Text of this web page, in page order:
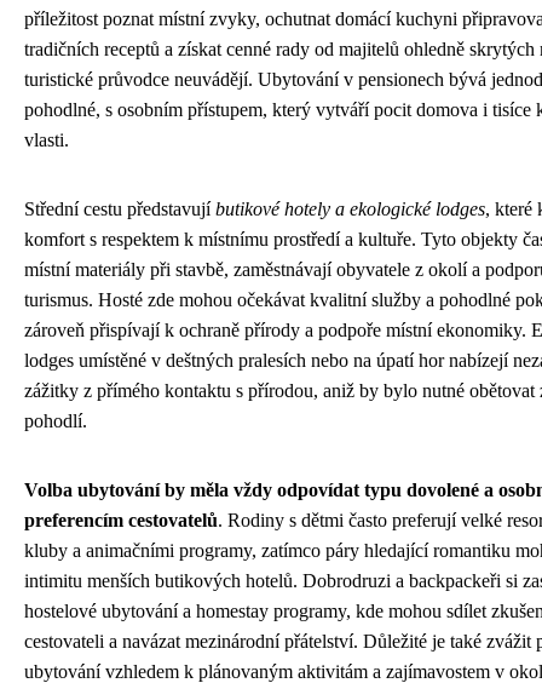
příležitost poznat místní zvyky, ochutnat domácí kuchyni
tradičních receptů a získat cenné rady od majitelů ohledně skrytých
turistické průvodce neuvádějí. Ubytování v pensionech bývá
pohodlné, s osobním přístupem, který vytváří pocit domova i tisíce
vlasti.
Střední cestu představujíbutikové hotely a ekologické lodges, které
komfort s respektem k místnímu prostředí a kultuře. Tyto objekty
místní materiály při stavbě, zaměstnávají obyvatele z okolí a
turismus. Hosté zde mohou očekávat kvalitní služby a pohodlné
zároveň přispívají k ochraně přírody a podpoře místní ekonomiky.
lodges umístěné v deštných pralesích nebo na úpatí hor nabízejí
zážitky z přímého kontaktu s přírodou, aniž by bylo nutné obětovat
pohodlí.
Volba ubytování by měla vždy odpovídat typu dovolené a
preferencím cestovatelů. Rodiny s dětmi často preferují velké
kluby a animačními programy, zatímco páry hledající romantiku
intimitu menších butikových hotelů. Dobrodruzi a backpackeři si
hostelové ubytování a homestay programy, kde mohou sdílet
cestovateli a navázat mezinárodní přátelství. Důležité je také zvážit
ubytování vzhledem k plánovaným aktivitám a zajímavostem v